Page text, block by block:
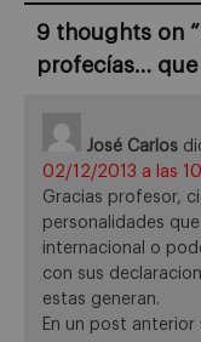
9 thoughts on “
profecías… que
José Carlos
02/12/2013 a las
Gracias profesor,
personalidades
internacional o
con sus
estas generan.
En un post